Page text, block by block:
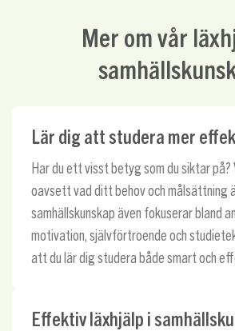
Mer om vår
Lär dig att studera mer
Har du ett visst betyg som du siktar på?
oavsett vad ditt behov och målsättning
samhällskunskap även fokuserar bland
motivation, självförtroende och
att du lär dig studera både smart och
Effektiv läxhjälp i